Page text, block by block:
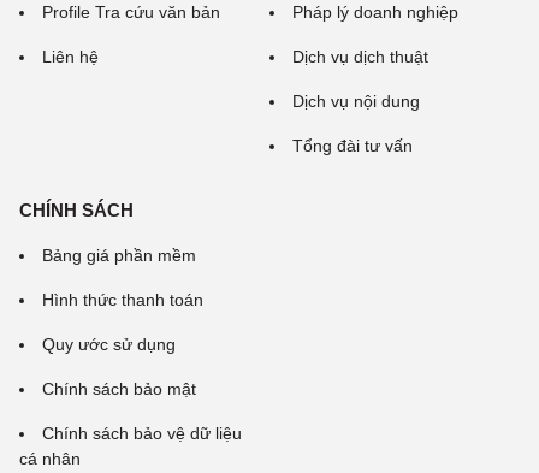
Profile Tra cứu văn bản
Liên hệ
Pháp lý doanh nghiệp
Dịch vụ dịch thuật
Dịch vụ nội dung
Tổng đài tư vấn
CHÍNH SÁCH
Bảng giá phần mềm
Hình thức thanh toán
Quy ước sử dụng
Chính sách bảo mật
Chính sách bảo vệ dữ liệu
cá nhân